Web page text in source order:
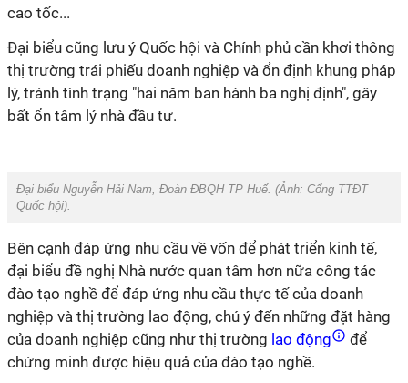
cao tốc...
Đại biểu cũng lưu ý Quốc hội và Chính phủ cần khơi thông
thị trường trái phiếu doanh nghiệp và ổn định khung pháp
lý, tránh tình trạng "hai năm ban hành ba nghị định", gây
bất ổn tâm lý nhà đầu tư.
Đại biểu Nguyễn Hải Nam, Đoàn ĐBQH TP Huế. (Ảnh: Cổng TTĐT
Quốc hội).
Bên cạnh đáp ứng nhu cầu về vốn để phát triển kinh tế,
đại biểu đề nghị Nhà nước quan tâm hơn nữa công tác
đào tạo nghề để đáp ứng nhu cầu thực tế của doanh
nghiệp và thị trường lao động, chú ý đến những đặt hàng
của doanh nghiệp cũng như thị trường lao động
để
chứng minh được hiệu quả của đào tạo nghề.